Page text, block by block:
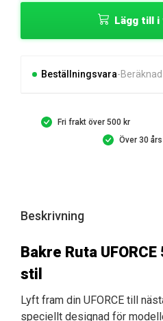
Ruta
550/800
Lägg till
Beställningsvara
Fri frakt över 500 kr
Över 30
Beskrivning
Bakre Ruta
stil
Lyft fram din UFORCE till
speciellt designad för